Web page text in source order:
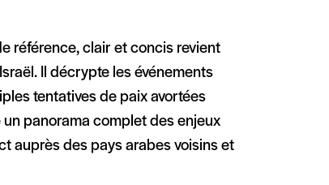
référence, clair et concis revient
Il décrypte les événements
tentatives de paix avortées
panorama complet des enjeux
auprès des pays arabes voisins et